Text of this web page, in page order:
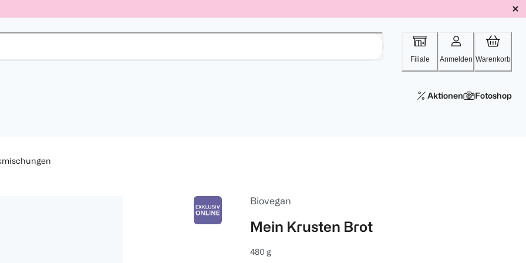
Filiale Anmelden Warenkorb
Aktionen Fotoshop
Biovegan
Mein Krusten Brot
480 g